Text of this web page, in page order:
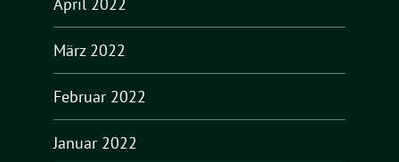
April 2022
März 2022
Februar 2022
Januar 2022